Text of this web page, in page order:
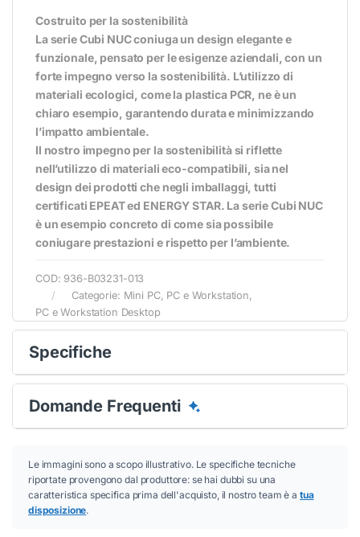
Costruito per la sostenibilità
La serie Cubi NUC coniuga un design elegante e
funzionale, pensato per le esigenze aziendali, con un
forte impegno verso la sostenibilità. L’utilizzo di
materiali ecologici, come la plastica PCR, ne è un
chiaro esempio, garantendo durata e minimizzando
l’impatto ambientale.
Il nostro impegno per la sostenibilità si riflette
nell’utilizzo di materiali eco-compatibili, sia nel
design dei prodotti che negli imballaggi, tutti
certificati EPEAT ed ENERGY STAR. La serie Cubi NUC
è un esempio concreto di come sia possibile
coniugare prestazioni e rispetto per l’ambiente.
COD: 936-B03231-013
Categorie: Mini PC, PC e Workstation
PC e Workstation Desktop
Specifiche
Domande Frequenti
Le immagini sono a scopo illustrativo. Le specifiche tecniche
riportate provengono dal produttore: se hai dubbi su una
caratteristica specifica prima dell'acquisto, il nostro team è a tua
disposizione.